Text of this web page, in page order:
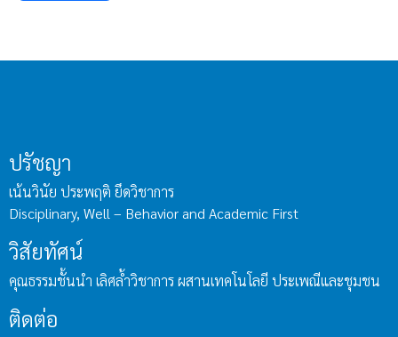
ปรัชญา
เน้นวินัย ประพฤติ ยึดวิชาการ
Disciplinary, Well – Behavior and Academic First
วิสัยทัศน์
คุณธรรมชั้นนำ เลิศล้ำวิชาการ ผสานเทคโนโลยี ประเพณีและชุมชน
ติดต่อ